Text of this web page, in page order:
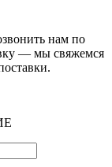
нам по
— мы свяжемся